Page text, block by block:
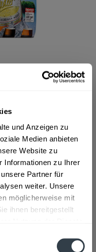
und Anzeigen zu
Medien anbieten
Website zu
Informationen zu Ihrer
Partner für
weiter. Unsere
möglicherweise mit
ihnen bereitgestellt